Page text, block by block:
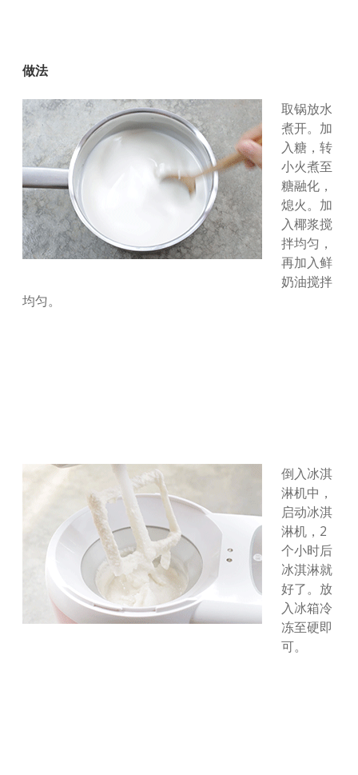
做法
取锅放水
煮开。加
入糖，转
小火煮至
糖融化，
熄火。加
入椰浆搅
拌均匀，
再加入鲜
奶油搅拌
均匀。
倒入冰淇
淋机中，
启动冰淇
淋机，2
个小时后
冰淇淋就
好了。放
入冰箱冷
冻至硬即
可。